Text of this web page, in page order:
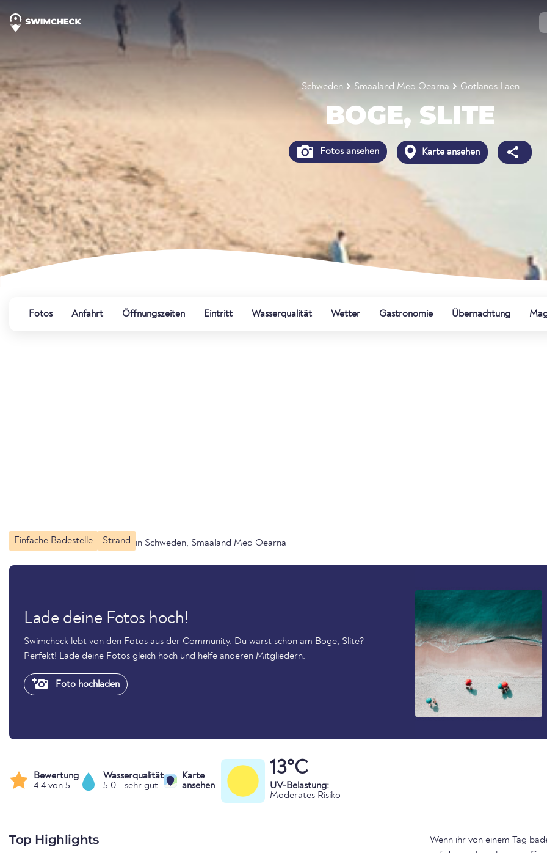
Schweden Smaaland Med Oearna Gotlands Laen
BOGE, SLITE
Fotos ansehen Karte ansehen
Fotos Anfahrt Öffnungszeiten Eintritt Wasserqualität Wetter Gastronomie Übernachtung
Einfache Badestelle Strand in Schweden, Smaaland Med Oearna
Lade deine Fotos hoch!
Swimcheck lebt von den Fotos aus der Community. Du warst schon am Boge, Slite?
Perfekt! Lade deine Fotos gleich hoch und helfe anderen Mitgliedern.
Foto hochladen
Bewertung
4.4 von 5
Wasserqualität
5.0 - sehr gut
Karte
ansehen
13°C
UV-Belastung:
Moderates Risiko
Top Highlights
Wenn ihr von einem Tag